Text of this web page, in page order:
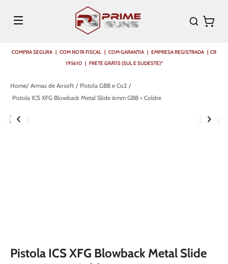
COMPRA SEGURA | COM NOTA FISCAL | COM GARANTIA | EMPRESA REGISTRADA | CR
195610 | FRETE GRÁTIS (SUL E SUDESTE)*
Armas de Airsoft
Pistola GBB e Co2
Pistola ICS XFG Blowback Metal Slide 6mm GBB + Coldre
Pistola ICS XFG Blowback Metal Slide